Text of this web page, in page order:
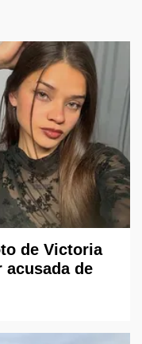
de Victoria
acusada de